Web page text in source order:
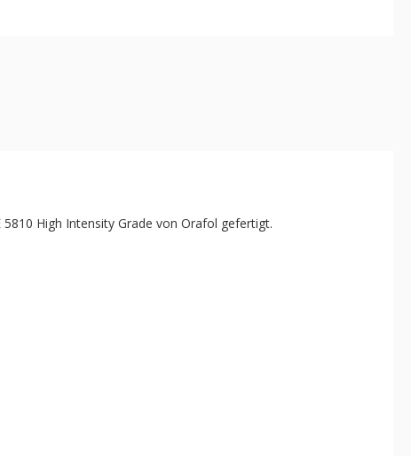
High Intensity Grade von Orafol gefertigt.